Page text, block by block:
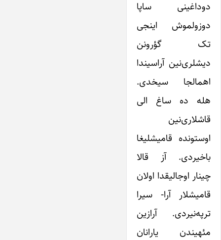
دوداغینی ساپا
دوزولموش اینجی
تک گؤرونن
دیشلری‌نین آراسیندا
اهمالجا سیخدی.
هله ده ساغ الی
قاشلاری‌نین
اوستونده قامیشلیغا
باخیردی. آز قالا
چینار اوجالیقدا اولان
قامیشلار آرا- سیرا
ترپه‌نیردی. آرازین
مئهیندن یارانان